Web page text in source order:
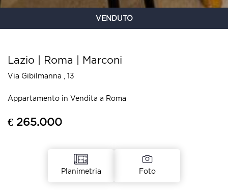
VENDUTO
Lazio | Roma | Marconi
Via Gibilmanna , 13
Appartamento in Vendita a Roma
€ 265.000
Planimetria Foto